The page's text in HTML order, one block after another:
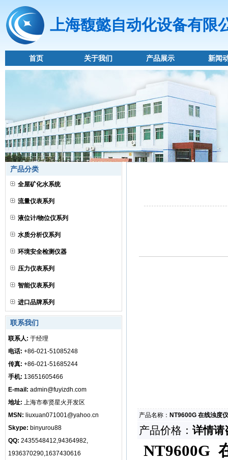
上海馥懿自动化设备有限
首页 关于我们 产品展示 新闻
产品分类
全屋矿化水系统
流量仪表系列
液位计/物位仪系列
水质分析仪系列
环境安全检测仪器
压力仪表系列
智能仪表系列
进口品牌系列
联系我们
联系人: 于经理
电话: +86-021-51085248
传真: +86-021-51685244
手机: 13651605466
E-mail: admin@fuyizdh.com
地址: 上海市奉贤星火开发区
MSN: liuxuan071001@yahoo.cn
Skype: binyurou88
QQ: 2435548412,94364982,
1936370290,1637430616
产品名称： NT9600G 在线浊度仪
产品价格： 详情请
NT9600G